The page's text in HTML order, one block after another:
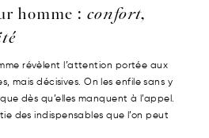
homme : confort,
révèlent l’attention portée aux
mais décisives. On les enfile sans y
dès qu’elles manquent à l’appel.
des indispensables que l’on peut